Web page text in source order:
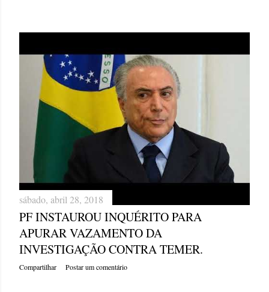
sábado, abril 28, 2018
PF INSTAUROU INQUÉRITO PARA
APURAR VAZAMENTO DA
INVESTIGAÇÃO CONTRA TEMER.
Compartilhar Postar um comentário